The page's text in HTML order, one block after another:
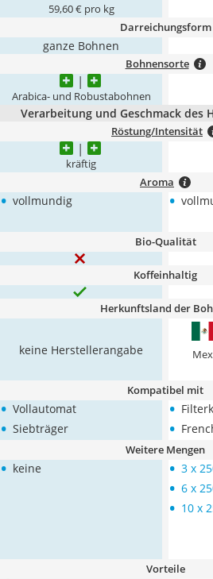
59,60 € pro kg
Darreichungsform
ganze Bohnen
Bohnensorte
Arabica- und Robustabohnen
Verarbeitung und Geschmack des
Röstung/Intensität
kräftig
Aroma
• vollmundig •
Bio-Qualität
Koffeinhaltig
Herkunftsland der
keine Herstellerangabe
Kompatibel mit
• Vollautomat
• Siebträger
•
•
Weitere Mengen
• keine • 3 x
• 6 x
• 10 x
Vorteile